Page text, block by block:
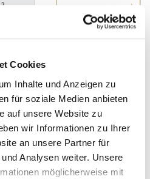
Cookies
Inhalte und Anzeigen zu
für soziale Medien anbieten
auf unsere Website zu
wir Informationen zu Ihrer
an unsere Partner für
Analysen weiter. Unsere
möglicherweise mit
2